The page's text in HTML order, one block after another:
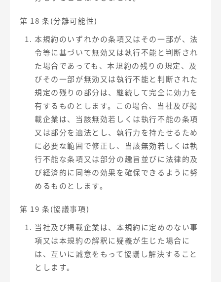
第 18 条(分離可能性)
本規約のいずれかの条項又はその一部が、法
令等に基づいて無効又は執行不能と判断され
た場合であっても、本規約の残りの規定、及
びその一部が無効又は執行不能と判断された
規定の残りの部分は、継続して完全に効力を
有するものとします。この場合、当社及び掲
載企業は、当該無効若しくは執行不能の条項
又は部分を適法とし、執行力を持たせるため
に必要な範囲で修正し、当該無効若しくは執
行不能な条項又は部分の趣旨並びに法律的及
び経済的に同等の効果を確保できるように努
めるものとします。
第 19 条(協議事項)
当社及び掲載企業は、本規約に定めのない事
項又は本規約の解釈に疑義が生じた場合に
は、互いに誠意をもって協議し解決すること
とします。